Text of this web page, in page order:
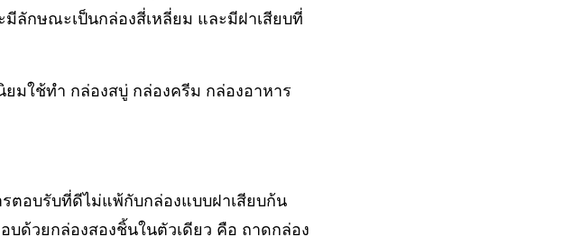
ลักษณะเป็นกล่องสี่เหลี่ยม และมีฝาเสียบที่
มใช้ทำ กล่องสบู่ กล่องครีม กล่องอาหาร
ตอบรับที่ดีไม่แพ้กับกล่องแบบฝาเสียบก้น
ด้วยกล่องสองชิ้นในตัวเดียว คือ ถาดกล่อง